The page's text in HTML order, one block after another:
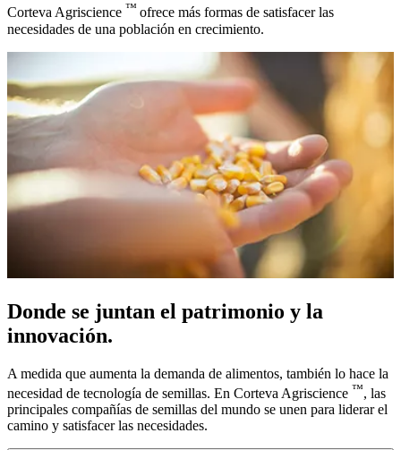
Corteva Agriscience ™ ofrece más formas de satisfacer las
necesidades de una población en crecimiento.
Donde se juntan el patrimonio y la
innovación.
A medida que aumenta la demanda de alimentos, también lo hace la
necesidad de tecnología de semillas. En Corteva Agriscience ™, las
principales compañías de semillas del mundo se unen para liderar el
camino y satisfacer las necesidades.